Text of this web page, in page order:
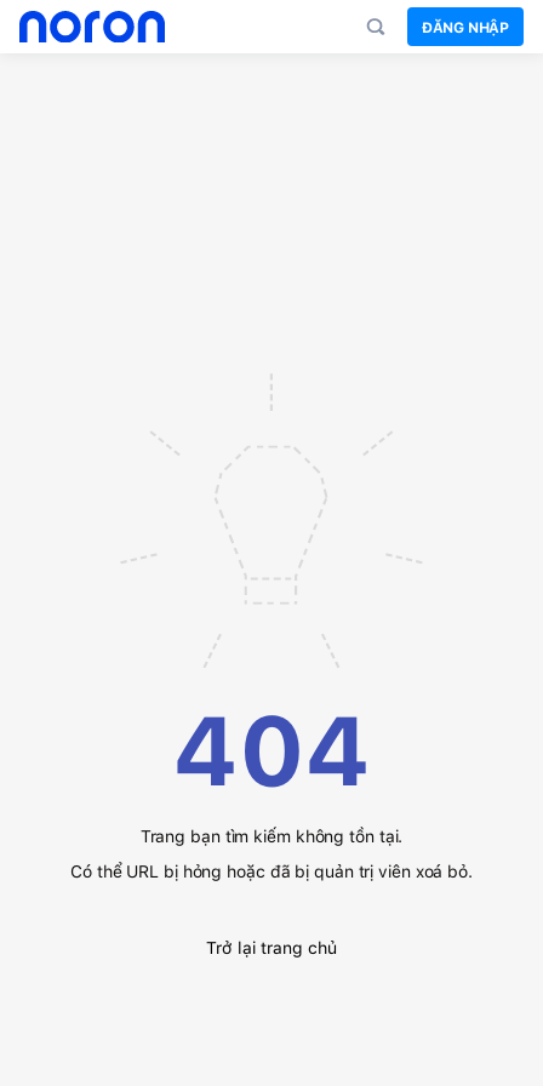
ĐĂNG NHẬP
404
Trang bạn tìm kiếm không tồn tại.
Có thể URL bị hỏng hoặc đã bị quản trị viên xoá bỏ.
Trở lại trang chủ